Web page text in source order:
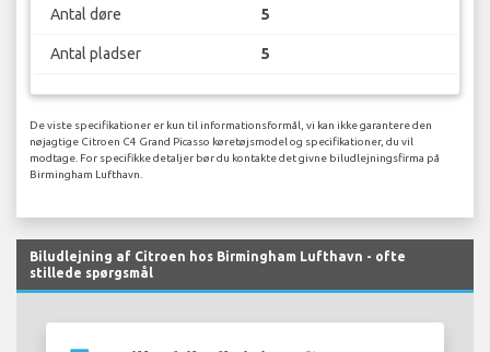
Antal døre 5
Antal pladser 5
De viste specifikationer er kun til informationsformål, vi kan ikke garantere den
nøjagtige Citroen C4 Grand Picasso køretøjsmodel og specifikationer, du vil
modtage. For specifikke detaljer bør du kontakte det givne biludlejningsfirma på
Birmingham Lufthavn.
Biludlejning af Citroen hos Birmingham Lufthavn - ofte
stillede spørgsmål